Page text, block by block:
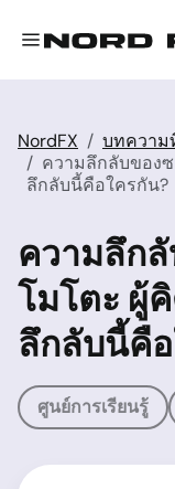
NordFX
บทความ
ความลึกลับของ
ลึกลับนี้คือใครกัน?
ความลึก
โมโตะ ผู้
ลึกลับนี้คื
ศูนย์การเรียนรู้